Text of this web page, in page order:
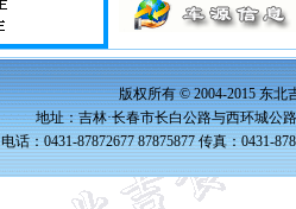
版权所有 © 2004-2015 东北
地址：吉林·长春市长白公路与西环城公
电话：0431-87872677 87875877 传真：0431-